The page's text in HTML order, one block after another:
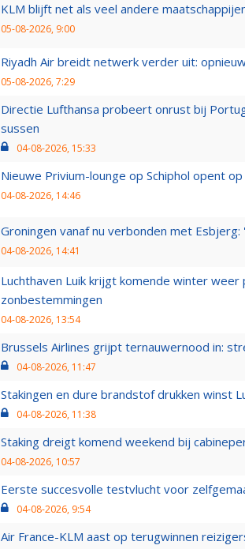
KLM blijft net als veel andere
05-08-2026, 9:00
Riyadh Air breidt netwerk verder uit:
05-08-2026, 7:29
Directie Lufthansa probeert onrust bij
sussen
04-08-2026, 15:33
Nieuwe Privium-lounge op Schiphol opent
04-08-2026, 14:46
Groningen vanaf nu verbonden met
04-08-2026, 14:41
Luchthaven Luik krijgt komende winter weer
zonbestemmingen
04-08-2026, 13:54
Brussels Airlines grijpt ternauwernood in:
04-08-2026, 11:47
Stakingen en dure brandstof drukken winst
04-08-2026, 11:38
Staking dreigt komend weekend bij
04-08-2026, 10:57
Eerste succesvolle testvlucht voor
04-08-2026, 9:54
Air France-KLM aast op terugwinnen